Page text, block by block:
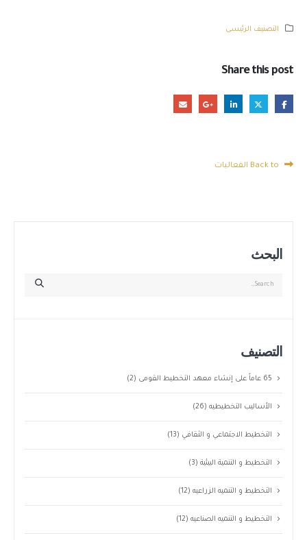
التصنيف الرئيسى
Share this post
البحث
التصنيف
65 عاماً على إنشاء معهد التخطيط القومى (2)
الأساليب التخطيطيه(26)
التخطيط الاجتماعي و الثقافي (13)
التخطيط و التنمية البيئية(3)
التخطيط و التنميه الزراعيه(12)
التخطيط و التنميه الصناعيه(12)